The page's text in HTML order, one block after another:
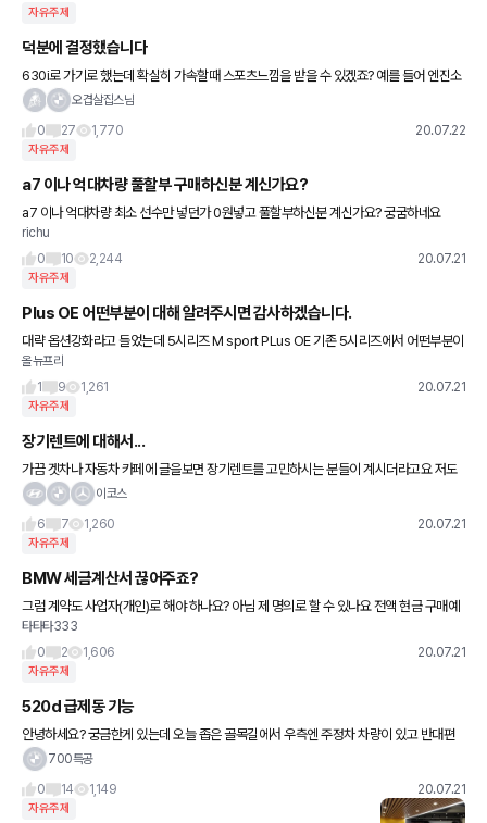
자유주제
덕분에 결정했습니다
630i로 가기로 했는데 확실히 가속할때 스포츠느낌을 받을 수 있겠죠? 예를 들어 엔진소
리라던지 (부아아아앙 같은 ㅋㅋ) 요새 엔진소리 듣는 재미가 들려서.. 그리고 많은 분들이
오겹살집스님
0
27 1,770 20.07.22
자유주제
a7 이나 억대차량 풀할부 구매하신분 계신가요?
a7 이나 억대차량 최소 선수만 넣던가 0원넣고 풀할부하신분 계신가요? 궁굼하네요
richu
0
10 2,244 20.07.21
자유주제
Plus OE 어떤부분이 대해 알려주시면 감사하겠습니다.
대략 옵션강화라고 들었는데 5시리즈 M sport PLus OE 기존 5시리즈에서 어떤부분이
옵션강화가 되었ㅡ자세하게 알려주시면 감사하겠습니다. 또한 5시리즈 520i를 보게되
면 Plus OE가 안
올뉴프리
1
9 1,261 20.07.21
자유주제
장기렌트에 대해서...
가끔 겟차나 자동차 카페에 글을보면 장기렌트를 고민하시는 분들이 계시더라고요 저도
예전에 장기렌트를 고민 많이했었지만 진행하진않았고 주위분들도 대부분 장기렌트를
이코스
6
7 1,260 20.07.21
자유주제
BMW 세금계산서 끊어주죠?
그럼 계약도 사업자(개인)로 해야 하나요? 아님 제 명의로 할 수 있나요 전액 현금 구매예
요
타타타333
0
2 1,606 20.07.21
자유주제
520d 급제동 기능
안녕하세요? 궁금한게 있는데 오늘 좁은 골목길에서 우측엔 주정차 차량이 있고 반대편
쪽에서 차가 2대가 오는데 서로 양보 안하고 지나갈수 있는상황에서 천천히 가는데 갑자
700특공
0
14 1,149 20.07.21
자유주제